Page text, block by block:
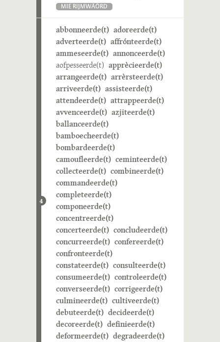
MIE RIJMWÄÖRD
4
abbonneerde(t) adoreerde(t)
adverteerde(t) affrónteerde(t)
ammeseerde(t) annonceerde(t)
aofpesseerde(t) apprècieerde(t)
arrangeerde(t) arrèrsteerde(t)
arriveerde(t) assisteerde(t)
attendeerde(t) attrappeerde(t)
avvenceerde(t) azjiteerde(t)
ballanceerde(t)
bamboecheerde(t)
bombardeerde(t)
camoufleerde(t) ceminteerde(t)
collecteerde(t) combineerde(t)
commandeerde(t)
completeerde(t)
componeerde(t)
concentreerde(t)
concerteerde(t) concludeerde(t)
concurreerde(t) confereerde(t)
confronteerde(t)
constateerde(t) consulteerde(t)
consumeerde(t) controleerde(t)
converseerde(t) corrigeerde(t)
culmineerde(t) cultiveerde(t)
debuteerde(t) decideerde(t)
decoreerde(t) definieerde(t)
deformeerde(t) degradeerde(t)